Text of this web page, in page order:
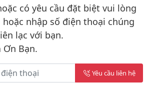
có yêu cầu đặt biệt vui lòng
nhập số điện thoại chúng
lạc với bạn.
Ơn Bạn.
Yêu cầu liên hệ